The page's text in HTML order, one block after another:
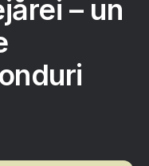
– un